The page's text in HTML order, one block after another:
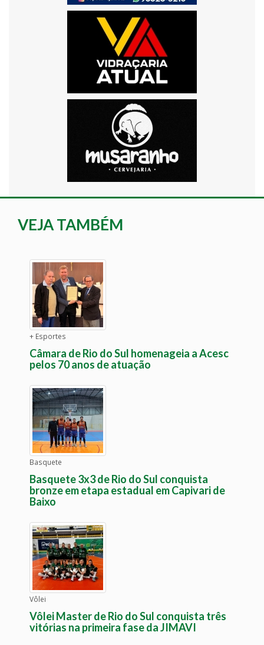
VEJA TAMBÉM
+ Esportes
Câmara de Rio do Sul homenageia a Acesc
pelos 70 anos de atuação
Basquete
Basquete 3x3 de Rio do Sul conquista
bronze em etapa estadual em Capivari de
Baixo
Vôlei
Vôlei Master de Rio do Sul conquista três
vitórias na primeira fase da JIMAVI